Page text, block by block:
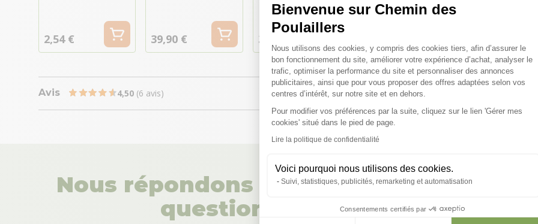
Bienvenue sur Chemin des
Poulaillers
Plateforme de Gestion du
Nous utilisons des cookies, y compris des cookies tiers, afin d’assurer le
bon fonctionnement du site, améliorer votre expérience d’achat, analyser le
trafic, optimiser la performance du site et personnaliser des annonces
publicitaires, ainsi que pour vous proposer des offres adaptées selon vos
centres d’intérêt, sur notre site et en dehors.
Pour modifier vos préférences par la suite, cliquez sur le lien 'Gérer mes
cookies' situé dans le pied de page.
Lire la politique de confidentialité
Voici pourquoi nous utilisons des cookies.
Suivi, statistiques, publicités, remarketing et automatisation
Consentements certifiés par
Axeptio consent
2,54 € 39,90 € 30,99 €
- Gaun
Avis 4,50 (6 avis)
Nous répondons à toutes vos
questions ;)